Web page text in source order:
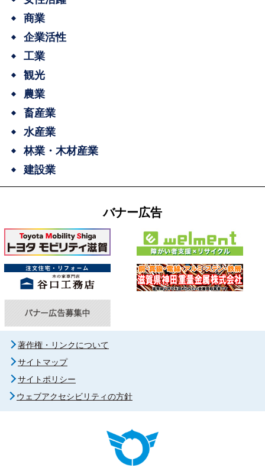
商業
企業活性
工業
観光
農業
畜産業
水産業
林業・木材産業
建設業
バナー広告
著作権・リンクについて
サイトマップ
サイトポリシー
ウェブアクセシビリティの方針